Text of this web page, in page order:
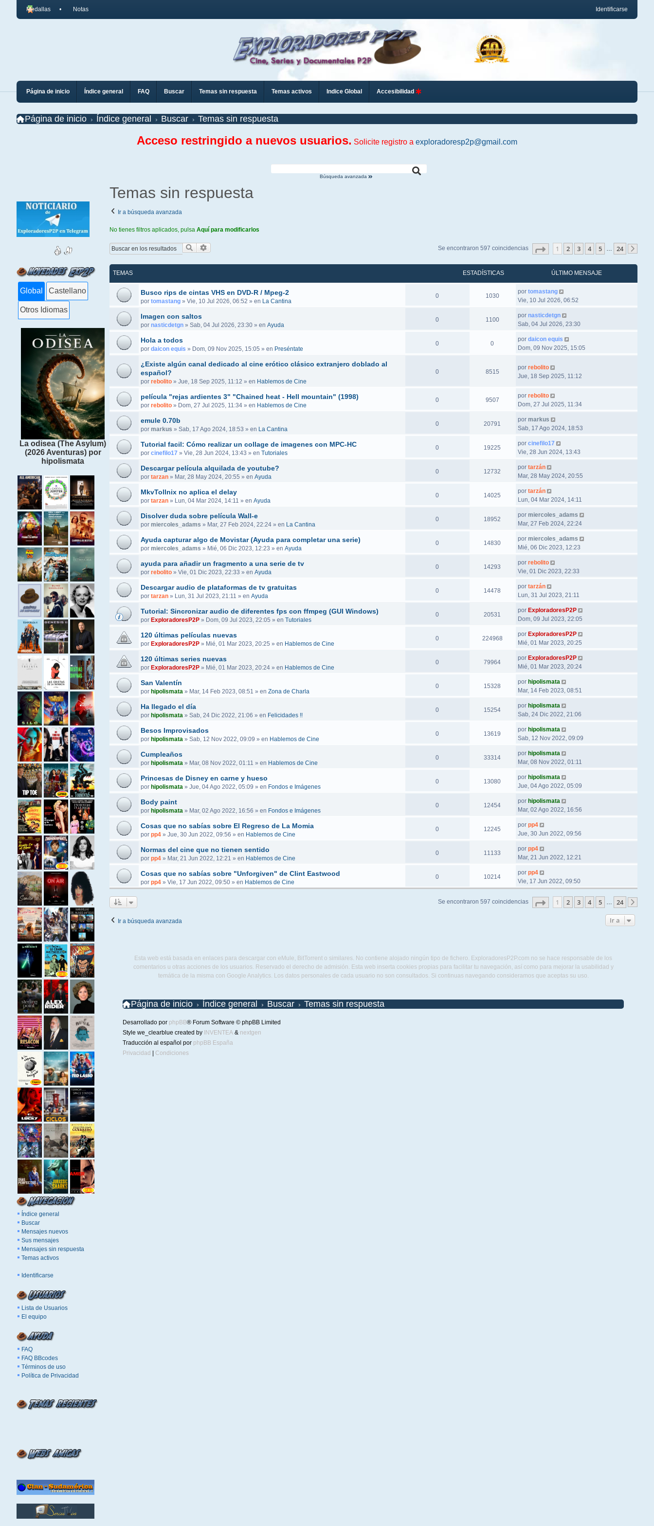
Identificarse
Medallas Notas
Página de inicio Índice general FAQ Buscar Temas sin respuesta Temas activos Indice Global Accesibilidad
Página de inicio Índice general Buscar Temas sin respuesta
Acceso restringido a nuevos usuarios. Solicite registro a exploradoresp2p@gmail.com
Búsqueda avanzada
Global Castellano
Otros Idiomas
La odisea (The Asylum)
(2026 Aventuras) por
hipolismata
Índice general
Buscar
Mensajes nuevos
Sus mensajes
Mensajes sin respuesta
Temas activos
Identificarse
Lista de Usuarios
El equipo
FAQ
FAQ BBcodes
Términos de uso
Política de Privacidad
Temas sin respuesta
Ir a búsqueda avanzada
No tienes filtros aplicados, pulsa Aquí para modificarlos
Buscar Se encontraron 597 coincidencias Página1 de 24
1 2 3 4 5 … 24
TEMAS ESTADÍSTICAS ÚLTIMO MENSAJE
Busco rips de cintas VHS en DVD-R / Mpeg-2
por tomastang» Vie, 10 Jul 2026, 06:52 » en La Cantina
0 1030
por tomastang
Vie, 10 Jul 2026, 06:52
Imagen con saltos
por nasticdetgn» Sab, 04 Jul 2026, 23:30» en Ayuda
0 1100
por nasticdetgn
Sab, 04 Jul 2026, 23:30
Hola a todos
por daicon equis » Dom, 09 Nov 2025, 15:05 » en Preséntate
0 0
por daicon equis
Dom, 09 Nov 2025, 15:05
¿Existe algún canal dedicado al cine erótico clásico extranjero doblado al
español?
por rebolito» Jue, 18 Sep 2025, 11:12 » en Hablemos de Cine
0 8515
por rebolito
Jue, 18 Sep 2025, 11:12
película "rejas ardientes 3" "Chained heat - Hell mountain" (1998)
por rebolito» Dom, 27 Jul 2025, 11:34» en Hablemos de Cine
0 9507
por rebolito
Dom, 27 Jul 2025, 11:34
emule 0.70b
por markus » Sab, 17 Ago 2024, 18:53 » en La Cantina
0 20791
por markus
Sab, 17 Ago 2024, 18:53
Tutorial facil: Cómo realizar un collage de imagenes con MPC-HC
por cinefilo17 » Vie, 28 Jun 2024, 13:43 » en Tutoriales
0 19225
por cinefilo17
Vie, 28 Jun 2024, 13:43
Descargar película alquilada de youtube?
por tarzan» Mar, 28 May 2024, 20:55 » en Ayuda
0 12732
por tarzán
Mar, 28 May 2024, 20:55
MkvTollnix no aplica el delay
por tarzan» Lun, 04 Mar 2024, 14:11 » en Ayuda
0 14025
por tarzán
Lun, 04 Mar 2024, 14:11
Disolver duda sobre película Wall-e
por miercoles_adams » Mar, 27 Feb 2024, 22:24» en La Cantina
0 18952
por miercoles_adams
Mar, 27 Feb 2024, 22:24
Ayuda capturar algo de Movistar (Ayuda para completar una serie)
por miercoles_adams » Mié, 06 Dic 2023, 12:23 » en Ayuda
0 14830
por miercoles_adams
Mié, 06 Dic 2023, 12:23
ayuda para añadir un fragmento a una serie de tv
por rebolito» Vie, 01 Dic 2023, 22:33 » en Ayuda
0 14293
por rebolito
Vie, 01 Dic 2023, 22:33
Descargar audio de plataformas de tv gratuitas
por tarzan» Lun, 31 Jul 2023, 21:11 » en Ayuda
0 14478
por tarzán
Lun, 31 Jul 2023, 21:11
Tutorial: Sincronizar audio de diferentes fps con ffmpeg (GUI Windows)
por ExploradoresP2P» Dom, 09 Jul 2023, 22:05 » en Tutoriales
0 20531
por ExploradoresP2P
Dom, 09 Jul 2023, 22:05
120 últimas películas nuevas
por ExploradoresP2P» Mié, 01 Mar 2023, 20:25 » en Hablemos de Cine
0 224968
por ExploradoresP2P
Mié, 01 Mar 2023, 20:25
120 últimas series nuevas
por ExploradoresP2P» Mié, 01 Mar 2023, 20:24» en Hablemos de Cine
0 79964
por ExploradoresP2P
Mié, 01 Mar 2023, 20:24
San Valentín
por hipolismata» Mar, 14 Feb 2023, 08:51 » en Zona de Charla
0 15328
por hipolismata
Mar, 14 Feb 2023, 08:51
Ha llegado el día
por hipolismata» Sab, 24 Dic 2022, 21:06 » en Felicidades !!
0 15254
por hipolismata
Sab, 24 Dic 2022, 21:06
Besos Improvisados
por hipolismata» Sab, 12 Nov 2022, 09:09 » en Hablemos de Cine
0 13619
por hipolismata
Sab, 12 Nov 2022, 09:09
Cumpleaños
por hipolismata» Mar, 08 Nov 2022, 01:11 » en Hablemos de Cine
0 33314
por hipolismata
Mar, 08 Nov 2022, 01:11
Princesas de Disney en carne y hueso
por hipolismata» Jue, 04 Ago 2022, 05:09 » en Fondos e Imágenes
0 13080
por hipolismata
Jue, 04 Ago 2022, 05:09
Body paint
por hipolismata» Mar, 02 Ago 2022, 16:56 » en Fondos e Imágenes
0 12454
por hipolismata
Mar, 02 Ago 2022, 16:56
Cosas que no sabías sobre El Regreso de La Momia
por pp4» Jue, 30 Jun 2022, 09:56 » en Hablemos de Cine
0 12245
por pp4
Jue, 30 Jun 2022, 09:56
Normas del cine que no tienen sentido
por pp4» Mar, 21 Jun 2022, 12:21 » en Hablemos de Cine
0 11133
por pp4
Mar, 21 Jun 2022, 12:21
Cosas que no sabías sobre "Unforgiven" de Clint Eastwood
por pp4» Vie, 17 Jun 2022, 09:50» en Hablemos de Cine
0 10214
por pp4
Vie, 17 Jun 2022, 09:50
Se encontraron 597 coincidencias Página1 de 24
1 2 3 4 5 … 24
Ir a búsqueda avanzada Ir a
Esta web está basada en enlaces para descargar con eMule, BitTorrent o similares. No contiene alojado ningún tipo de fichero. ExploradoresP2P.com no se hace responsable de los
comentarios u otras acciones de los usuarios. Reservado el derecho de admisión. Esta web inserta cookies propias para facilitar tu navegación, así como para mejorar la usabilidad y
temática de la misma con Google Analytics. Los datos personales de cada usuario no son consultados. Si continuas navegando consideramos que aceptas su uso.
Página de inicio Índice general Buscar Temas sin respuesta
Desarrollado por phpBB® Forum Software © phpBB Limited
Style we_clearblue created by INVENTEA& nextgen
Traducción al español por phpBB España
Privacidad
Condiciones